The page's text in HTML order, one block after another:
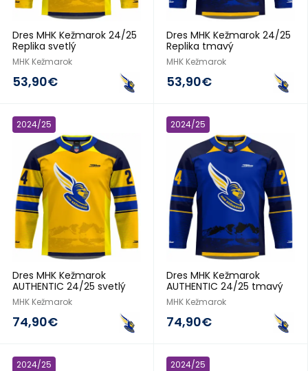
Dres MHK Kežmarok 24/25
Replika svetlý
MHK Kežmarok
53,90€
Dres MHK Kežmarok 24/25
Replika tmavý
MHK Kežmarok
53,90€
2024/25
Dres MHK Kežmarok
AUTHENTIC 24/25 svetlý
MHK Kežmarok
74,90€
2024/25
Dres MHK Kežmarok
AUTHENTIC 24/25 tmavý
MHK Kežmarok
74,90€
2024/25 2024/25